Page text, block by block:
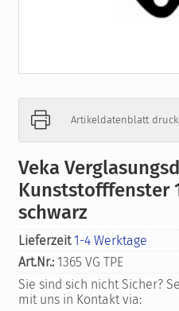
Artikeldatenblatt
Veka
Kunststofffenster
schwarz
Lieferzeit 1-4 Werktage
Art.Nr.: 1365 VG TPE
Sie sind sich nicht Sicher?
mit uns in Kontakt via: